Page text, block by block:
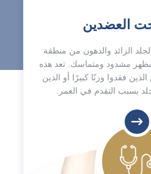
العضدين
الزائد والدهون من منطقة
مشدود ومتماسك. تعد هذه
فقدوا وزنًا كبيرًا أو الذين
بسبب التقدم في العمر.